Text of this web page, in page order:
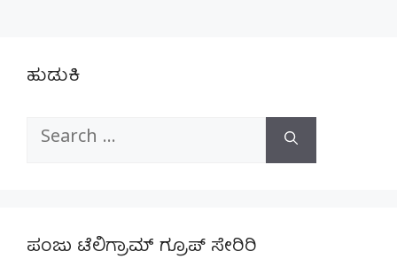
ಹುಡುಕಿ
Search
ಪಂಜು ಟೆಲಿಗ್ರಾಮ್ ಗ್ರೂಪ್ ಸೇರಿರಿ